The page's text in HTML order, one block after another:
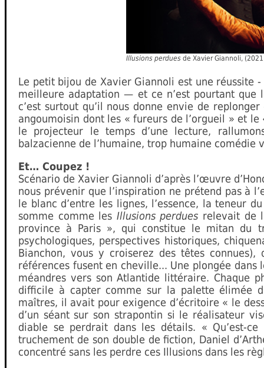
Illusions perdues de Xavier Giannoli,
Le petit bijou de Xavier Giannoli est une réussite
meilleure adaptation — et ce n’est pourtant que
c’est surtout qu’il nous donne envie de
angoumoisin dont les « fureurs de l’orgueil » et
le projecteur le temps d’une lecture,
balzacienne de l’humaine, trop humaine comédie
Et… Coupez !
Scénario de Xavier Giannoli d’après l’œuvre
nous prévenir que l’inspiration ne prétend pas à
le blanc d’entre les lignes, l’essence, la teneur
somme comme les Illusions perdues relevait de
province à Paris », qui constitue le mitan du
psychologiques, perspectives historiques,
Bianchon, vous y croiserez des têtes
références fusent en cheville... Une plongée
méandres vers son Atlantide littéraire. Chaque
difficile à capter comme sur la palette élimée
maîtres, il avait pour exigence d’écritoire « le
d’un séant sur son strapontin si le réalisateur
diable se perdrait dans les détails. « Qu’est-
truchement de son double de fiction, Daniel
concentré sans les perdre ces Illusions dans les